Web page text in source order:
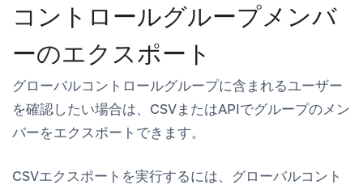
コントロールグループメンバ
ーのエクスポート
グローバルコントロールグループに含まれるユーザー
を確認したい場合は、CSVまたはAPIでグループのメン
バーをエクスポートできます。
CSVエクスポートを実行するには、 グローバルコント